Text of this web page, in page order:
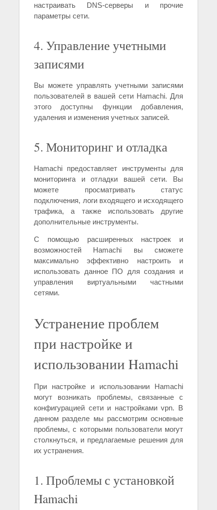
настраивать DNS-серверы и прочие
параметры сети.
4. Управление учетными
записями
Вы можете управлять учетными записями
пользователей в вашей сети Hamachi. Для
этого доступны функции добавления,
удаления и изменения учетных записей.
5. Мониторинг и отладка
Hamachi предоставляет инструменты для
мониторинга и отладки вашей сети. Вы
можете просматривать статус
подключения, логи входящего и исходящего
трафика, а также использовать другие
дополнительные инструменты.
С помощью расширенных настроек и
возможностей Hamachi вы сможете
максимально эффективно настроить и
использовать данное ПО для создания и
управления виртуальными частными
сетями.
Устранение проблем
при настройке и
использовании Hamachi
При настройке и использовании Hamachi
могут возникать проблемы, связанные с
конфигурацией сети и настройками vpn. В
данном разделе мы рассмотрим основные
проблемы, с которыми пользователи могут
столкнуться, и предлагаемые решения для
их устранения.
1. Проблемы с установкой
Hamachi